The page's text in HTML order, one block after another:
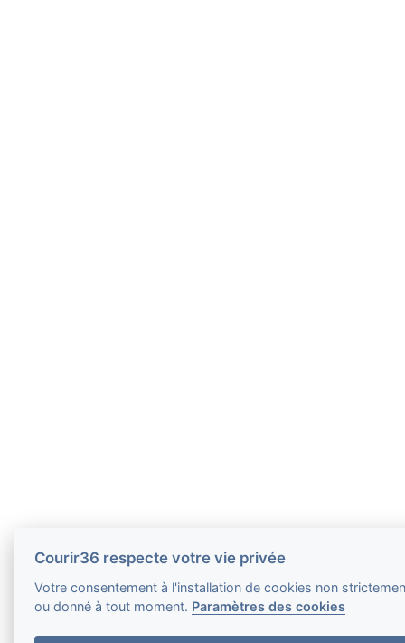
Courir36 respecte votre vie privée
Votre consentement à l'installation de cookies non
ou donné à tout moment. Paramètres des cookies